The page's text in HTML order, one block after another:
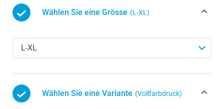
Wählen Sie eine Grösse (L-XL)
Wählen Sie eine Variante (Vollfarbdruck)